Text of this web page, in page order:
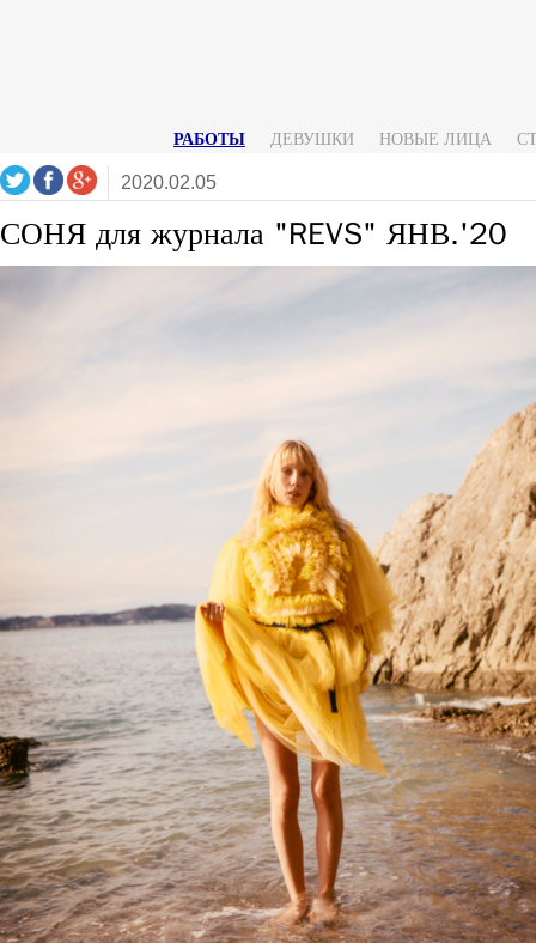
РАБОТЫ ДЕВУШКИ НОВЫЕ ЛИЦА
2020.02.05
СОНЯ для журнала "REVS" ЯНВ.'20